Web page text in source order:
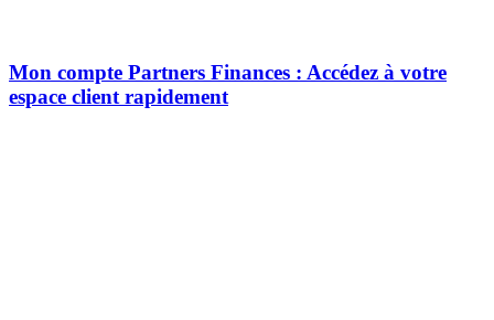
Mon compte Partners Finances : Accédez à votre
espace client rapidement